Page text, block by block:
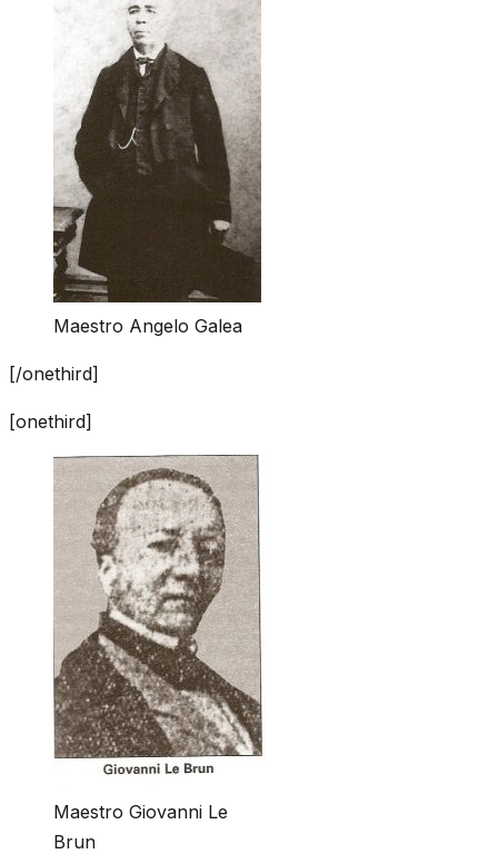
Maestro Angelo Galea
[/onethird]
[onethird]
Maestro Giovanni Le
Brun